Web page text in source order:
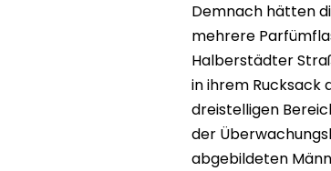
Demnach hätten
mehrere
Halberstädter
in ihrem Rucksack
dreistelligen
der
abgebildeten